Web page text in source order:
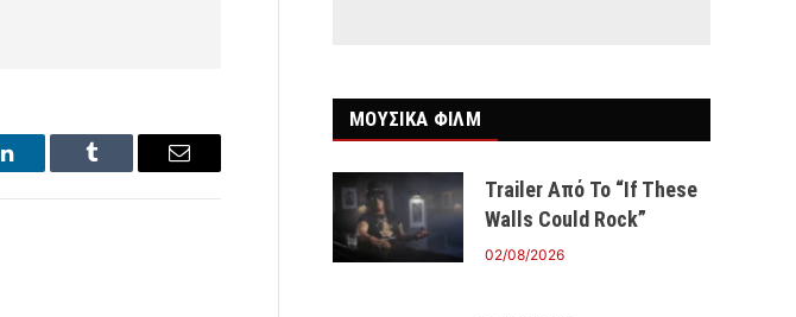
LinkedIn Tumblr Email
ΜΟΥΣΙΚΑ ΦΙΛΜ
Trailer Από Το “If These
Walls Could Rock”
02/08/2026